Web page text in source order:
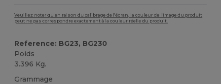
Veuillez noter qu'en raison du calibrage de l'écran, la couleur de l'image du produit
peut ne pas correspondre exactement à la couleur réelle du produit.
Reference: BG23, BG230
Poids
3.396 Kg.
Grammage